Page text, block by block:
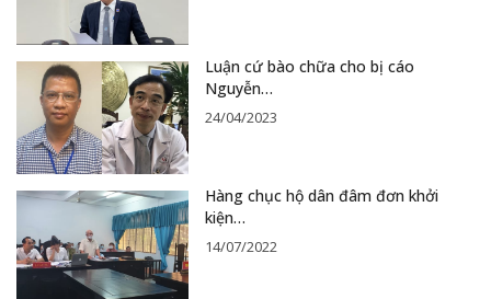
Luận cứ bào chữa cho bị cáo
Nguyễn…
24/04/2023
Hàng chục hộ dân đâm đơn khởi
kiện…
14/07/2022